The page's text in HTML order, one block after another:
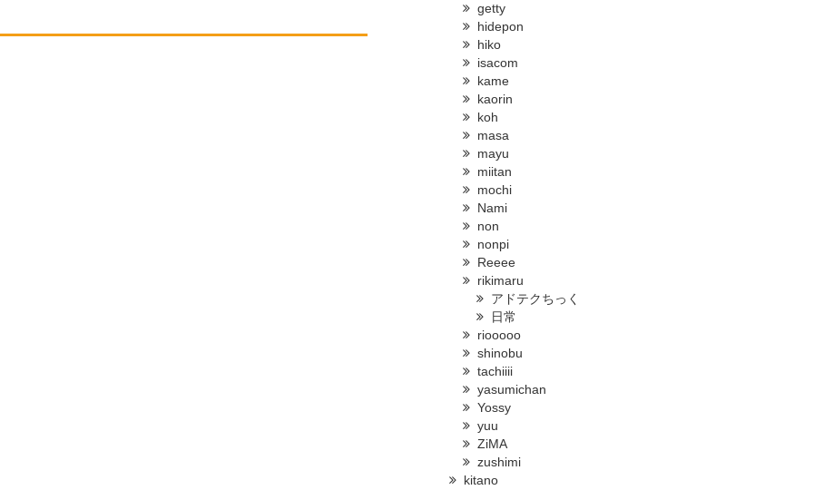
getty
hidepon
hiko
isacom
kame
kaorin
koh
masa
mayu
miitan
mochi
Nami
non
nonpi
Reeee
rikimaru
アドテクちっく
日常
riooooo
shinobu
tachiiii
yasumichan
Yossy
yuu
ZiMA
zushimi
kitano